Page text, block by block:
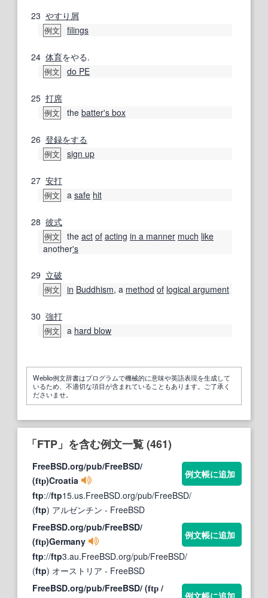
23 やすり 屑
例文 filings
24 体育をやる.
例文 do PE
25 打席
例文 the batter's box
26 登録をする
例文 sign up
27 安打
例文 a safe hit
28 彼式
例文 the act of acting in a manner much like
another's
29 立破
例文 in Buddhism, a method of logical argument
30 強打
例文 a hard blow
Weblio例文辞書はプログラムで機械的に意味や英語表現を生成して
いるため、不適切な項目が含まれていることもあります。ご了承く
ださいませ。
「FTP」を含む例文一覧 (461)
FreeBSD.org/pub/FreeBSD/
(ftp)Croatia
ftp://ftp15.us.FreeBSD.org/pub/FreeBSD/
(ftp) アルゼンチン - FreeBSD
例文帳に追加
FreeBSD.org/pub/FreeBSD/
(ftp)Germany
ftp://ftp3.au.FreeBSD.org/pub/FreeBSD/
(ftp) オーストリア - FreeBSD
例文帳に追加
FreeBSD.org/pub/FreeBSD/ (ftp /